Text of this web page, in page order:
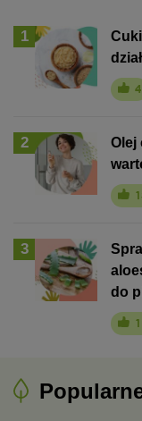
1
4
2
Olej
3
do